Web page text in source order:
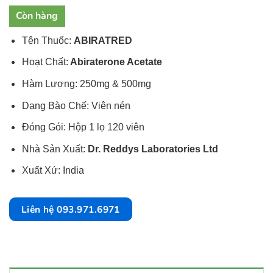
Còn hàng
Tên Thuốc: ABIRATRED
Hoạt Chất: Abiraterone Acetate
Hàm Lượng: 250mg & 500mg
Dạng Bào Chế: Viên nén
Đóng Gói: Hộp 1 lọ 120 viên
Nhà Sản Xuất: Dr. Reddys Laboratories Ltd
Xuất Xứ: India
Liên hệ 093.971.6971